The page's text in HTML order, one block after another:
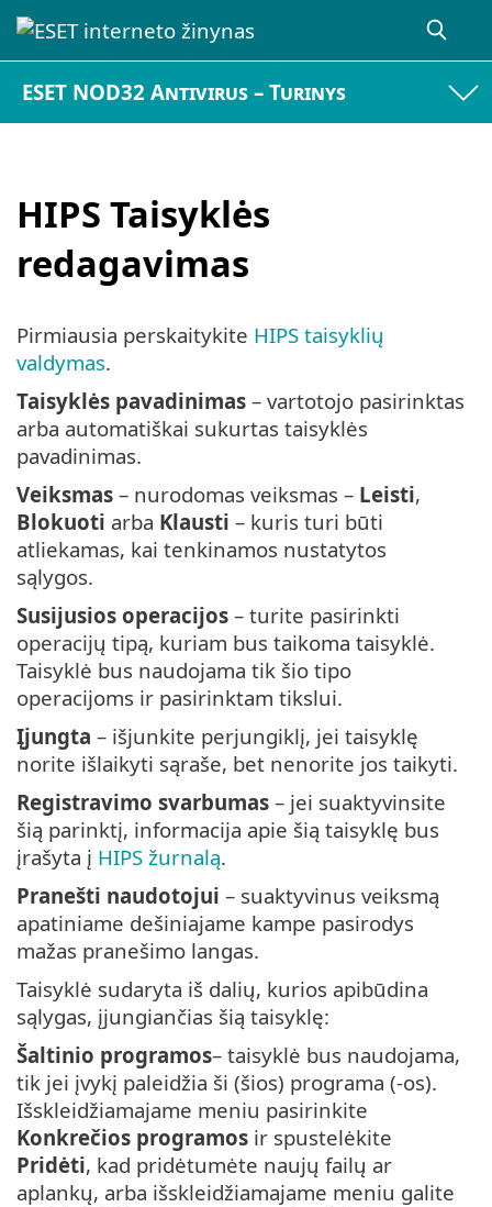
ESET NOD32 Antivirus – Turinys
HIPS Taisyklės
redagavimas
Pirmiausia perskaitykite HIPS taisyklių
valdymas.
Taisyklės pavadinimas – vartotojo pasirinktas
arba automatiškai sukurtas taisyklės
pavadinimas.
Veiksmas – nurodomas veiksmas – Leisti,
Blokuoti arba Klausti – kuris turi būti
atliekamas, kai tenkinamos nustatytos
sąlygos.
Susijusios operacijos – turite pasirinkti
operacijų tipą, kuriam bus taikoma taisyklė.
Taisyklė bus naudojama tik šio tipo
operacijoms ir pasirinktam tikslui.
Įjungta – išjunkite perjungiklį, jei taisyklę
norite išlaikyti sąraše, bet nenorite jos taikyti.
Registravimo svarbumas – jei suaktyvinsite
šią parinktį, informacija apie šią taisyklę bus
įrašyta į HIPS žurnalą.
Pranešti naudotojui – suaktyvinus veiksmą
apatiniame dešiniajame kampe pasirodys
mažas pranešimo langas.
Taisyklė sudaryta iš dalių, kurios apibūdina
sąlygas, įjungiančias šią taisyklę:
Šaltinio programos– taisyklė bus naudojama,
tik jei įvykį paleidžia ši (šios) programa (-os).
Išskleidžiamajame meniu pasirinkite
Konkrečios programos ir spustelėkite
Pridėti, kad pridėtumėte naujų failų ar
aplankų, arba išskleidžiamajame meniu galite